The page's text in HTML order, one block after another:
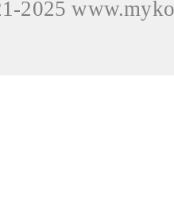
2025